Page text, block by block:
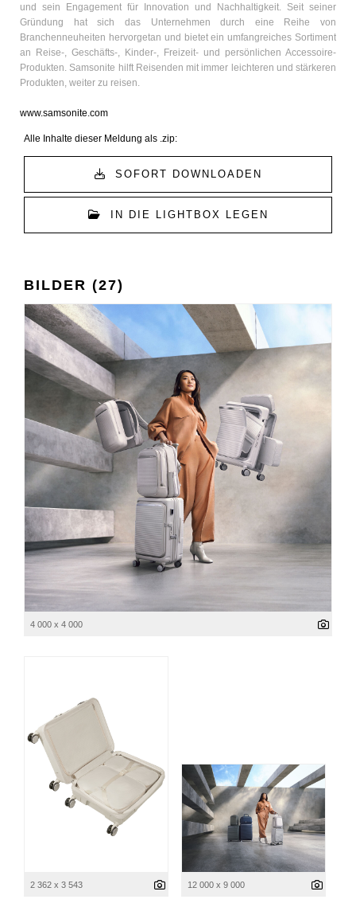
und sein Engagement für Innovation und Nachhaltigkeit. Seit seiner
Gründung hat sich das Unternehmen durch eine Reihe von
Branchenneuheiten hervorgetan und bietet ein umfangreiches Sortiment
an Reise-, Geschäfts-, Kinder-, Freizeit- und persönlichen Accessoire-
Produkten. Samsonite hilft Reisenden mit immer leichteren und stärkeren
Produkten, weiter zu reisen.
www.samsonite.com
Alle Inhalte dieser Meldung als .zip:
SOFORT DOWNLOADEN
IN DIE LIGHTBOX LEGEN
BILDER (27)
4 000 x 4 000
2 362 x 3 543 12 000 x 9 000